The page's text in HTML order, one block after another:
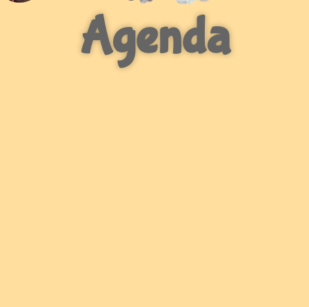
Agenda